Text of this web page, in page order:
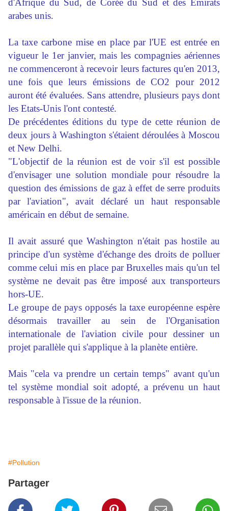
d'Afrique du Sud, de Corée du Sud et des Emirats
arabes unis.
La taxe carbone mise en place par l'UE est entrée en
vigueur le 1er janvier, mais les compagnies aériennes
ne commenceront à recevoir leurs factures qu'en 2013,
une fois que leurs émissions de CO2 pour 2012
auront été évaluées. Sans attendre, plusieurs pays dont
les Etats-Unis l'ont contesté.
De précédentes éditions du type de cette réunion de
deux jours à Washington s'étaient déroulées à Moscou
et New Delhi.
"L'objectif de la réunion est de voir s'il est possible
d'envisager une solution mondiale pour résoudre la
question des émissions de gaz à effet de serre produits
par l'aviation", avait déclaré un haut responsable
américain en début de semaine.
Il avait assuré que Washington n'était pas hostile au
principe d'un système d'échange des droits de polluer
comme celui mis en place par Bruxelles mais qu'un tel
système ne devait pas être imposé aux transporteurs
hors-UE.
Le groupe de pays opposés la taxe européenne espère
désormais travailler au sein de l'Organisation
internationale de l'aviation civile pour dessiner un
projet parallèle qui s'applique à la planète entière.
Mais "cela va prendre un certain temps" avant qu'un
tel système mondial soit adopté, a prévenu un haut
responsable à l'issue de la réunion.
#Pollution
Partager